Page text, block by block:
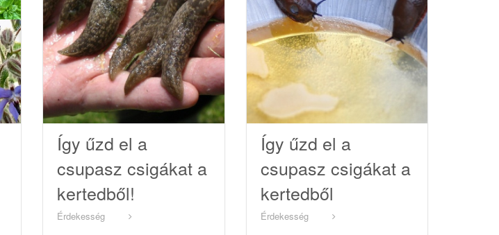
Így űzd el a
csupasz csigákat a
kertedből!
Érdekesség
Így űzd el a
csupasz csigákat a
kertedből
Érdekesség